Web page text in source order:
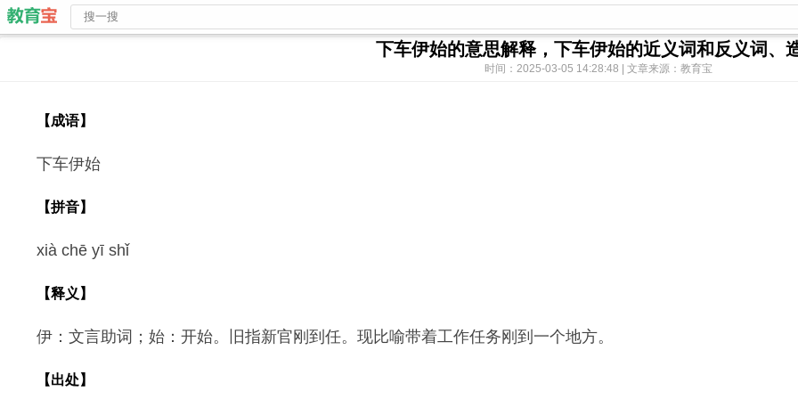
下车伊始的意思解释，下车伊始的近义词和反义词、
时间：2025-03-05 14:28:48 | 文章来源：教育宝
【成语】
下车伊始
【拼音】
xià chē yī shǐ
【释义】
伊：文言助词；始：开始。旧指新官刚到任。现比喻带着工作任务刚到一个地方。
【出处】